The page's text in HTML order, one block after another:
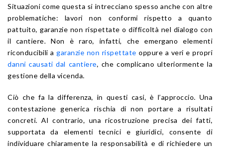
Situazioni come questa si intrecciano spesso anche con altre
problematiche: lavori non conformi rispetto a quanto
pattuito, garanzie non rispettate o difficoltà nel dialogo con
il cantiere. Non è raro, infatti, che emergano elementi
riconducibili a garanzie non rispettate oppure a veri e propri
danni causati dal cantiere, che complicano ulteriormente la
gestione della vicenda.
Ciò che fa la differenza, in questi casi, è l’approccio. Una
contestazione generica rischia di non portare a risultati
concreti. Al contrario, una ricostruzione precisa dei fatti,
supportata da elementi tecnici e giuridici, consente di
individuare chiaramente la responsabilità e di richiedere un